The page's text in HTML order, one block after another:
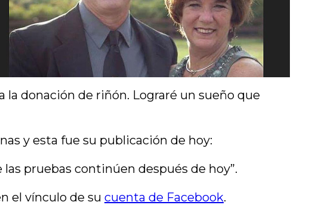
la donación de riñón. Lograré un sueño que
y esta fue su publicación de hoy:
las pruebas continúen después de hoy”.
el vínculo de su cuenta de Facebook.